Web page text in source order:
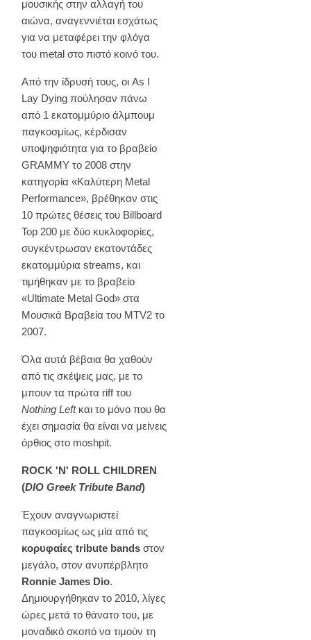
μουσικής στην αλλαγή του
αιώνα, αναγεννιέται εσχάτως
για να μεταφέρει την φλόγα
του metal στο πιστό κοινό του.
Από την ίδρυσή τους, οι As I
Lay Dying πούλησαν πάνω
από 1 εκατομμύριο άλμπουμ
παγκοσμίως, κέρδισαν
υποψηφιότητα για το βραβείο
GRAMMY το 2008 στην
κατηγορία «Καλύτερη Metal
Performance», βρέθηκαν στις
10 πρώτες θέσεις του Billboard
Top 200 με δύο κυκλοφορίες,
συγκέντρωσαν εκατοντάδες
εκατομμύρια streams, και
τιμήθηκαν με το βραβείο
«Ultimate Metal God» στα
Μουσικά Βραβεία του MTV2 το
2007.
Όλα αυτά βέβαια θα χαθούν
από τις σκέψεις μας, με το
μπουν τα πρώτα riff του
Nothing Leftκαι το μόνο που θα
έχει σημασία θα είναι να μείνεις
όρθιος στο moshpit.
ROCK 'N' ROLL CHILDREN
(DIO Greek Tribute Band)
Έχουν αναγνωριστεί
παγκοσμίως ως μία από τις
κορυφαίες tribute bands στον
μεγάλο, στον ανυπέρβλητο
Ronnie James Dio.
Δημιουργήθηκαν το 2010, λίγες
ώρες μετά το θάνατο του, με
μοναδικό σκοπό να τιμούν τη